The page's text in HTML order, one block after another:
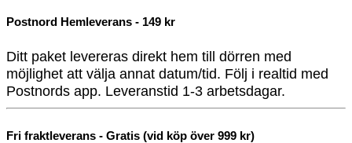
Postnord Hemleverans - 149 kr
Ditt paket levereras direkt hem till dörren med
möjlighet att välja annat datum/tid. Följ i realtid med
Postnords app. Leveranstid 1-3 arbetsdagar.
Fri fraktleverans - Gratis (vid köp över 999 kr)